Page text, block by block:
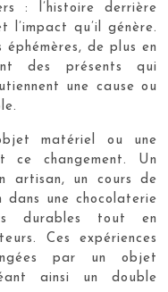
: l’histoire derrière
l’impact qu’il génère.
éphémères, de plus en
des présents qui
une cause ou
matériel ou une
ce changement. Un
artisan, un cours de
dans une chocolaterie
durables tout en
Ces expériences
par un objet
ainsi un double